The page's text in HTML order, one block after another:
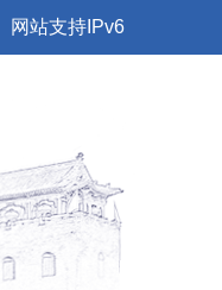
网站支持IPv6